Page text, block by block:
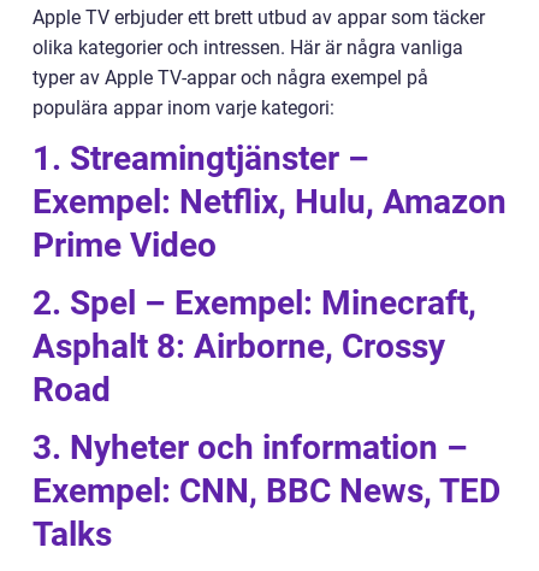
Apple TV erbjuder ett brett utbud av appar som täcker
olika kategorier och intressen. Här är några vanliga
typer av Apple TV-appar och några exempel på
populära appar inom varje kategori:
1. Streamingtjänster –
Exempel: Netflix, Hulu, Amazon
Prime Video
2. Spel – Exempel: Minecraft,
Asphalt 8: Airborne, Crossy
Road
3. Nyheter och information –
Exempel: CNN, BBC News, TED
Talks